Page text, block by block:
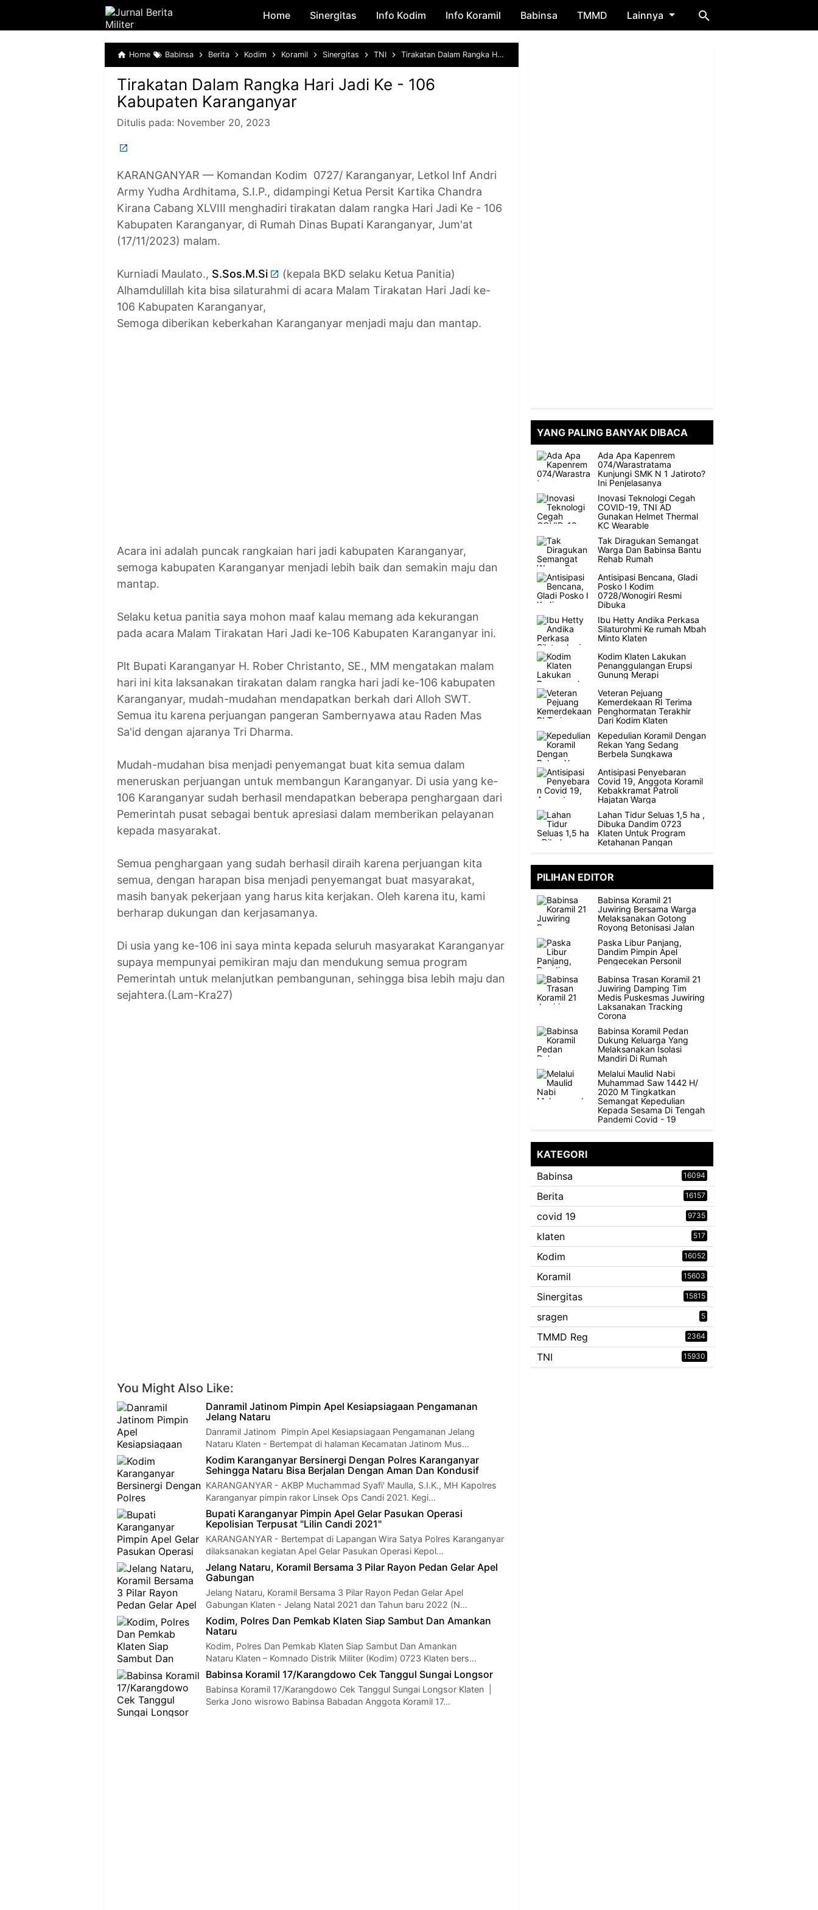
Skip to main content
Home Sinergitas Info Kodim Info Koramil Babinsa TMMD Lainnya
Home Babinsa Berita Kodim Koramil Sinergitas TNI Tirakatan Dalam Rangka Hari Jadi Ke - 106 Kabupaten Karanganyar
Tirakatan Dalam Rangka Hari Jadi Ke - 106
Kabupaten Karanganyar
Ditulis pada: November 20, 2023
KARANGANYAR — Komandan Kodim 0727/ Karanganyar, Letkol Inf Andri
Army Yudha Ardhitama, S.I.P., didampingi Ketua Persit Kartika Chandra
Kirana Cabang XLVIII menghadiri tirakatan dalam rangka Hari Jadi Ke - 106
Kabupaten Karanganyar, di Rumah Dinas Bupati Karanganyar, Jum'at
(17/11/2023) malam.
Kurniadi Maulato., S.Sos.M.Si
(kepala BKD selaku Ketua Panitia)
Alhamdulillah kita bisa silaturahmi di acara Malam Tirakatan Hari Jadi ke-
106 Kabupaten Karanganyar,
Semoga diberikan keberkahan Karanganyar menjadi maju dan mantap.
Acara ini adalah puncak rangkaian hari jadi kabupaten Karanganyar,
semoga kabupaten Karanganyar menjadi lebih baik dan semakin maju dan
mantap.
Selaku ketua panitia saya mohon maaf kalau memang ada kekurangan
pada acara Malam Tirakatan Hari Jadi ke-106 Kabupaten Karanganyar ini.
Plt Bupati Karanganyar H. Rober Christanto, SE., MM mengatakan malam
hari ini kita laksanakan tirakatan dalam rangka hari jadi ke-106 kabupaten
Karanganyar, mudah-mudahan mendapatkan berkah dari Alloh SWT.
Semua itu karena perjuangan pangeran Sambernyawa atau Raden Mas
Sa'id dengan ajaranya Tri Dharma.
Mudah-mudahan bisa menjadi penyemangat buat kita semua dalam
meneruskan perjuangan untuk membangun Karanganyar. Di usia yang ke-
106 Karanganyar sudah berhasil mendapatkan beberapa penghargaan dari
Pemerintah pusat sebagai bentuk apresiasi dalam memberikan pelayanan
kepada masyarakat.
Semua penghargaan yang sudah berhasil diraih karena perjuangan kita
semua, dengan harapan bisa menjadi penyemangat buat masyarakat,
masih banyak pekerjaan yang harus kita kerjakan. Oleh karena itu, kami
berharap dukungan dan kerjasamanya.
Di usia yang ke-106 ini saya minta kepada seluruh masyarakat Karanganyar
supaya mempunyai pemikiran maju dan mendukung semua program
Pemerintah untuk melanjutkan pembangunan, sehingga bisa lebih maju dan
sejahtera.(Lam-Kra27)
You Might Also Like:
Danramil Jatinom Pimpin Apel Kesiapsiagaan Pengamanan
Jelang Nataru
Danramil Jatinom Pimpin Apel Kesiapsiagaan Pengamanan Jelang
Nataru Klaten - Bertempat di halaman Kecamatan Jatinom Mus…
Kodim Karanganyar Bersinergi Dengan Polres Karanganyar
Sehingga Nataru Bisa Berjalan Dengan Aman Dan Kondusif
KARANGANYAR - AKBP Muchammad Syafi' Maulla, S.I.K., MH Kapolres
Karanganyar pimpin rakor Linsek Ops Candi 2021. Kegi…
Bupati Karanganyar Pimpin Apel Gelar Pasukan Operasi
Kepolisian Terpusat "Lilin Candi 2021"
KARANGANYAR - Bertempat di Lapangan Wira Satya Polres Karanganyar
dilaksanakan kegiatan Apel Gelar Pasukan Operasi Kepol…
Jelang Nataru, Koramil Bersama 3 Pilar Rayon Pedan Gelar Apel
Gabungan
Jelang Nataru, Koramil Bersama 3 Pilar Rayon Pedan Gelar Apel
Gabungan Klaten - Jelang Natal 2021 dan Tahun baru 2022 (N…
Kodim, Polres Dan Pemkab Klaten Siap Sambut Dan Amankan
Nataru
Kodim, Polres Dan Pemkab Klaten Siap Sambut Dan Amankan
Nataru Klaten – Komnado Distrik Militer (Kodim) 0723 Klaten bers…
Babinsa Koramil 17/Karangdowo Cek Tanggul Sungai Longsor
Babinsa Koramil 17/Karangdowo Cek Tanggul Sungai Longsor Klaten |
Serka Jono wisrowo Babinsa Babadan Anggota Koramil 17…
YANG PALING BANYAK DIBACA
Ada Apa Kapenrem
074/Warastratama
Kunjungi SMK N 1 Jatiroto?
Ini Penjelasanya
Inovasi Teknologi Cegah
COVID-19, TNI AD
Gunakan Helmet Thermal
KC Wearable
Tak Diragukan Semangat
Warga Dan Babinsa Bantu
Rehab Rumah
Antisipasi Bencana, Gladi
Posko I Kodim
0728/Wonogiri Resmi
Dibuka
Ibu Hetty Andika Perkasa
Silaturohmi Ke rumah Mbah
Minto Klaten
Kodim Klaten Lakukan
Penanggulangan Erupsi
Gunung Merapi
Veteran Pejuang
Kemerdekaan RI Terima
Penghormatan Terakhir
Dari Kodim Klaten
Kepedulian Koramil Dengan
Rekan Yang Sedang
Berbela Sungkawa
Antisipasi Penyebaran
Covid 19, Anggota Koramil
Kebakkramat Patroli
Hajatan Warga
Lahan Tidur Seluas 1,5 ha ,
Dibuka Dandim 0723
Klaten Untuk Program
Ketahanan Pangan
PILIHAN EDITOR
Babinsa Koramil 21
Juwiring Bersama Warga
Melaksanakan Gotong
Royong Betonisasi Jalan
Paska Libur Panjang,
Dandim Pimpin Apel
Pengecekan Personil
Babinsa Trasan Koramil 21
Juwiring Damping Tim
Medis Puskesmas Juwiring
Laksanakan Tracking
Corona
Babinsa Koramil Pedan
Dukung Keluarga Yang
Melaksanakan Isolasi
Mandiri Di Rumah
Melalui Maulid Nabi
Muhammad Saw 1442 H/
2020 M Tingkatkan
Semangat Kepedulian
Kepada Sesama Di Tengah
Pandemi Covid - 19
KATEGORI
Babinsa
16094
Berita 16157
covid 19 9735
klaten 517
Kodim 16052
Koramil 15603
Sinergitas 15815
sragen 5
TMMD Reg 2364
TNI 15930